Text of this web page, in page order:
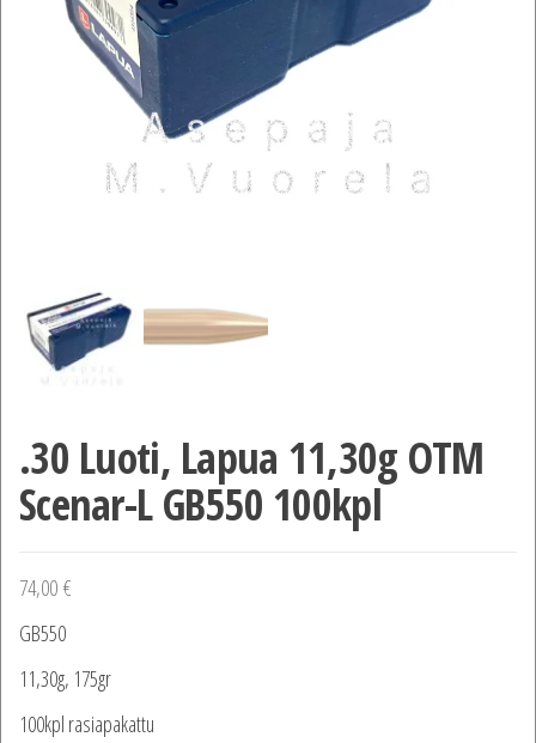
.30 Luoti, Lapua 11,30g OTM
Scenar-L GB550 100kpl
74,00 €
GB550
11,30g, 175gr
100kpl rasiapakattu